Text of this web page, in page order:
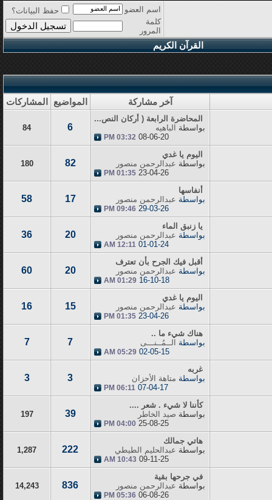
اسم العضو
حفظ البيانات؟
كلمة
المرور
القرآن الكريم
آخر مشاركة المواضيع المشاركات
المحاضرة الرابعة ( أركان النص...
بواسطة الباهيه
08-06-20
03:32 PM
6
84
اليوم يا غدي
بواسطة عبدالرحمن منصور
23-04-26
01:35 PM
82
180
أنفاسها
بواسطة عبدالرحمن منصور
29-03-26
09:46 PM
17
58
يا زنبق الماء
بواسطة عبدالرحمن منصور
01-01-24
12:11 AM
20
36
أقبل فيك الجرح بأن تعترف
بواسطة عبدالرحمن منصور
16-10-18
01:29 AM
20
60
اليوم يا غدي
بواسطة عبدالرحمن منصور
23-04-26
01:35 PM
15
16
هناك شيء ما ..
بواسطة الــمُــنـــى
02-05-15
05:29 AM
7
7
غربه
بواسطة متاهة الأحزان
07-04-17
06:11 PM
3
3
كأننا لا شيء . شعر ....
بواسطة صيد الخاطر
25-08-25
04:00 PM
39
197
هاتي جمالك
بواسطة عبدالحليم الطيطي
09-11-25
10:43 AM
222
1,287
في جرحها بقية
بواسطة عبدالرحمن منصور
06-08-26
05:36 PM
836
14,243